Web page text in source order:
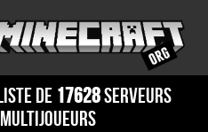
de 17628serveurs